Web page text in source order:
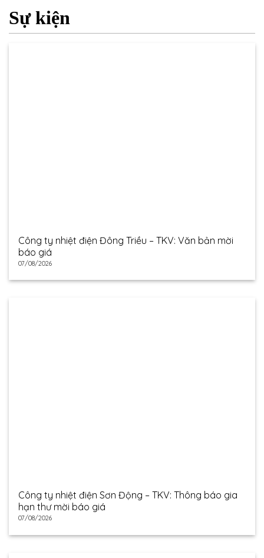
Sự kiện
Công ty nhiệt điện Đông Triều – TKV: Văn bản mời
báo giá
07/08/2026
Công ty nhiệt điện Sơn Động – TKV: Thông báo gia
hạn thư mời báo giá
07/08/2026